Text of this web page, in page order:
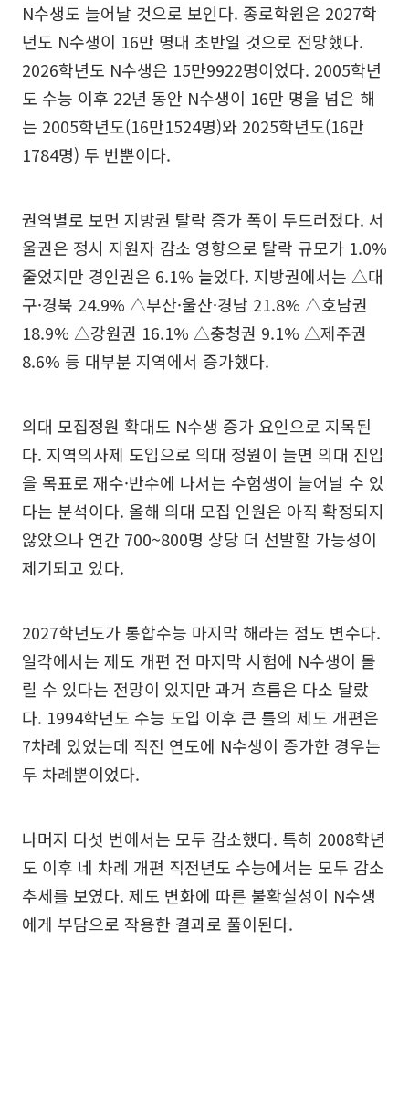
N수생도 늘어날 것으로 보인다. 종로학원은 2027학
년도 N수생이 16만 명대 초반일 것으로 전망했다.
2026학년도 N수생은 15만9922명이었다. 2005학년
도 수능 이후 22년 동안 N수생이 16만 명을 넘은 해
는 2005학년도(16만1524명)와 2025학년도(16만
1784명) 두 번뿐이다.
권역별로 보면 지방권 탈락 증가 폭이 두드러졌다. 서
울권은 정시 지원자 감소 영향으로 탈락 규모가 1.0%
줄었지만 경인권은 6.1% 늘었다. 지방권에서는 △대
구·경북 24.9% △부산·울산·경남 21.8% △호남권
18.9% △강원권 16.1% △충청권 9.1% △제주권
8.6% 등 대부분 지역에서 증가했다.
의대 모집정원 확대도 N수생 증가 요인으로 지목된
다. 지역의사제 도입으로 의대 정원이 늘면 의대 진입
을 목표로 재수·반수에 나서는 수험생이 늘어날 수 있
다는 분석이다. 올해 의대 모집 인원은 아직 확정되지
않았으나 연간 700~800명 상당 더 선발할 가능성이
제기되고 있다.
2027학년도가 통합수능 마지막 해라는 점도 변수다.
일각에서는 제도 개편 전 마지막 시험에 N수생이 몰
릴 수 있다는 전망이 있지만 과거 흐름은 다소 달랐
다. 1994학년도 수능 도입 이후 큰 틀의 제도 개편은
7차례 있었는데 직전 연도에 N수생이 증가한 경우는
두 차례뿐이었다.
나머지 다섯 번에서는 모두 감소했다. 특히 2008학년
도 이후 네 차례 개편 직전년도 수능에서는 모두 감소
추세를 보였다. 제도 변화에 따른 불확실성이 N수생
에게 부담으로 작용한 결과로 풀이된다.